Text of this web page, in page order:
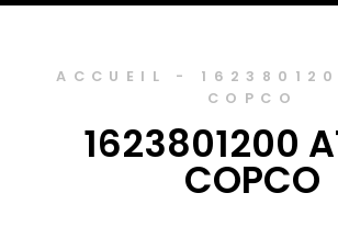
ACCUEIL -
COPCO
1623801200
COPCO